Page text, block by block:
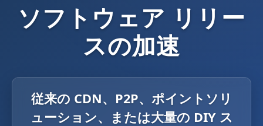
ソフトウェア リリー
スの加速
従来の CDN、P2P、ポイントソリ
ューション、または大量の DIY ス